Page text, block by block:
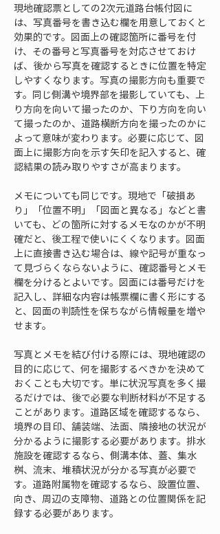
現地確認票としての2次元道路台帳付図に
は、写真番号を書き込む欄を用意しておくと
効果的です。図面上の確認箇所に番号を付
け、その番号と写真番号を対応させておけ
ば、後から写真を確認するときに位置を特定
しやすくなります。写真の撮影方向も重要で
す。同じ側溝や境界部を撮影していても、上
り方向を向いて撮ったのか、下り方向を向い
て撮ったのか、道路横断方向を撮ったのかに
よって意味が変わります。必要に応じて、図
面上に撮影方向を示す矢印を記入すると、確
認結果の読み取りやすさが高まります。
メモについても同じです。現地で「破損あ
り」「位置不明」「図面と異なる」などと書
いても、どの箇所に対するメモなのかが不明
確だと、後工程で使いにくくなります。図面
上に直接書き込む場合は、線や記号が重なっ
て見づらくならないように、確認番号とメモ
欄を分けるとよいです。図面には番号だけを
記入し、詳細な内容は帳票欄に書く形にする
と、図面の判読性を保ちながら情報量を増や
せます。
写真とメモを結び付ける際には、現地確認の
目的に応じて、何を撮影するべきかを決めて
おくことも大切です。単に状況写真を多く撮
るだけでは、後で必要な判断材料が不足する
ことがあります。道路区域を確認するなら、
境界の目印、舗装端、法面、隣接地の状況が
分かるように撮影する必要があります。排水
施設を確認するなら、側溝本体、蓋、集水
桝、流末、堆積状況が分かる写真が必要で
す。道路附属物を確認するなら、設置位置、
向き、周辺の支障物、道路との位置関係を記
録する必要があります。